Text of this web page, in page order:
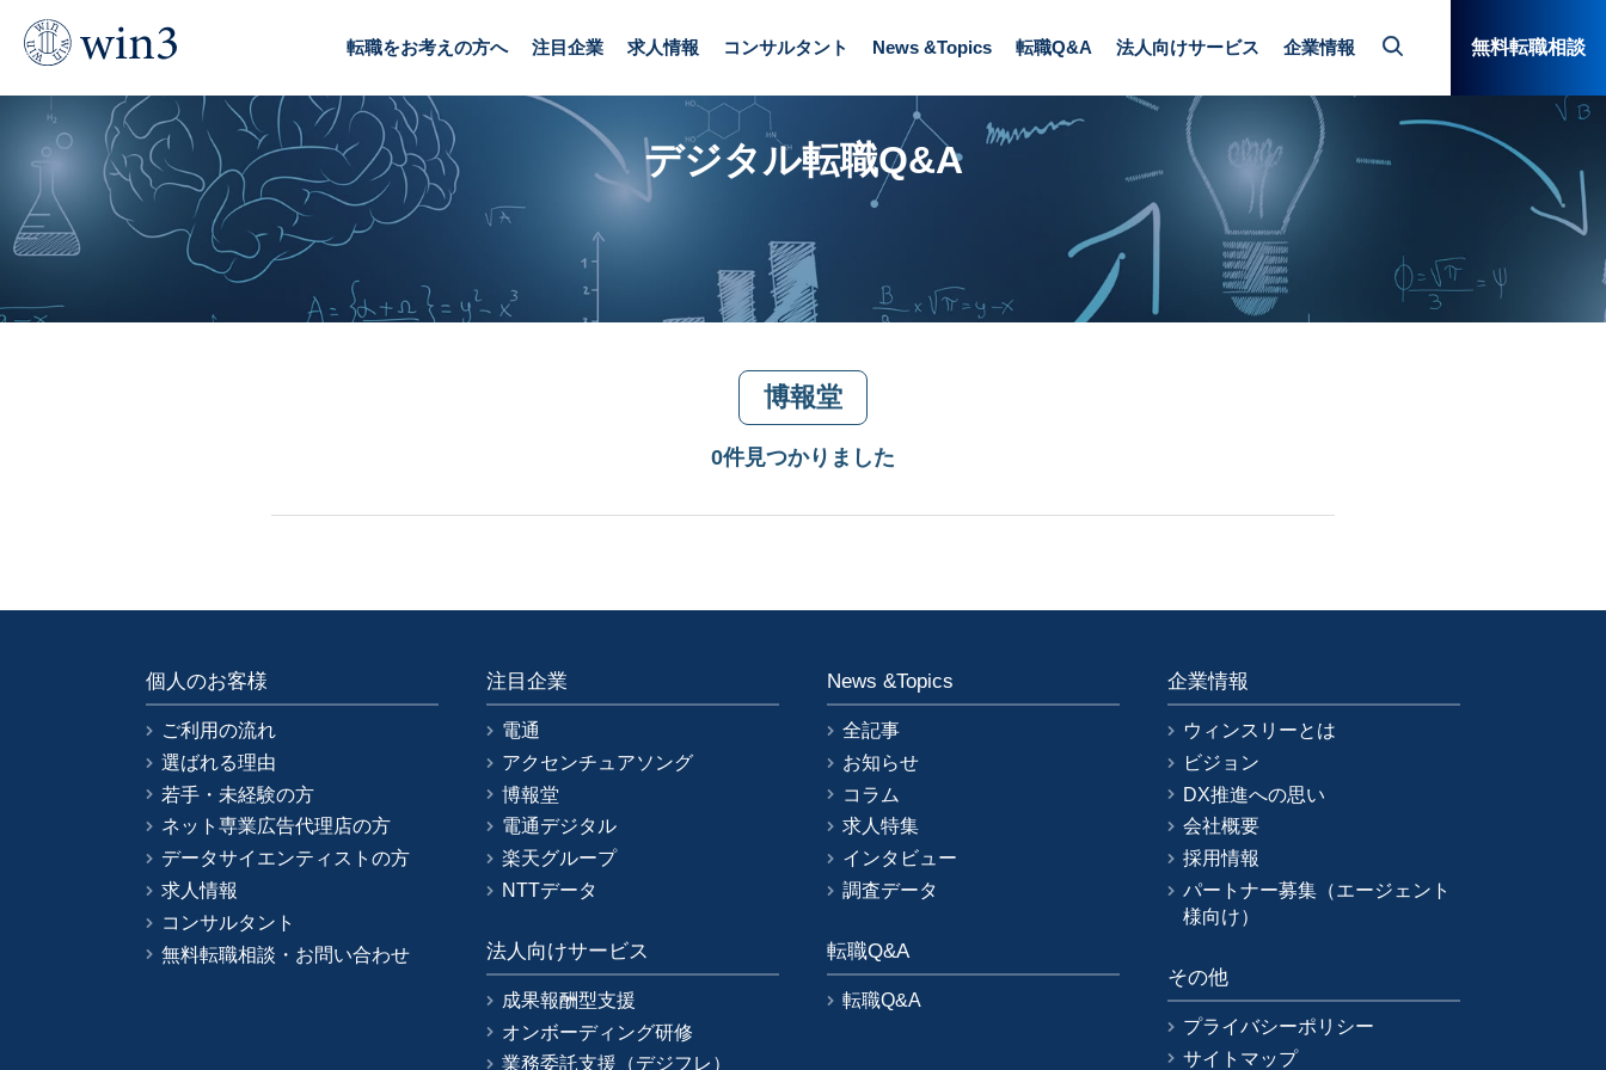
転職をお考えの方へ 注目企業 求人情報 コンサルタント News &Topics 転職Q&A 法人向けサービス 企業情報 無料転職相談
デジタル転職Q&A
博報堂
0件見つかりました
個人のお客様
ご利用の流れ
選ばれる理由
若手・未経験の方
ネット専業広告代理店の方
データサイエンティストの方
求人情報
コンサルタント
無料転職相談・お問い合わせ
注目企業
電通
アクセンチュアソング
博報堂
電通デジタル
楽天グループ
NTTデータ
法人向けサービス
成果報酬型支援
オンボーディング研修
業務委託支援（デジフレ）
News &Topics
全記事
お知らせ
コラム
求人特集
インタビュー
調査データ
転職Q&A
転職Q&A
企業情報
ウィンスリーとは
ビジョン
DX推進への思い
会社概要
採用情報
パートナー募集（エージェント
様向け）
その他
プライバシーポリシー
サイトマップ